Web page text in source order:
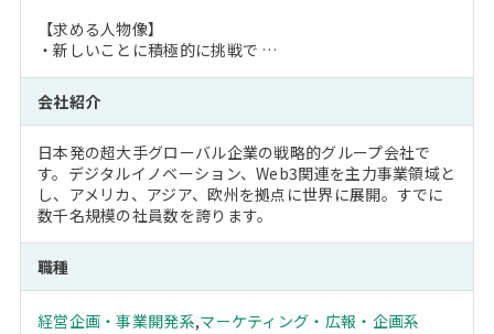
【求める人物像】
・新しいことに積極的に挑戦で …
会社紹介
日本発の超大手グローバル企業の戦略的グループ会社で
す。デジタルイノベーション、Web3関連を主力事業領域と
し、アメリカ、アジア、欧州を拠点に世界に展開。すでに
数千名規模の社員数を誇ります。
職種
経営企画・事業開発系,マーケティング・広報・企画系